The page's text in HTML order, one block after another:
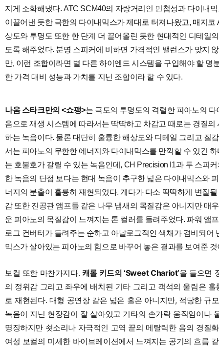
지게 소화해냈다. ATC SCM40의 자랑거리인 민첩성과 다이내
이끌어낸 듯한 극한의 다이내믹스가 제대로 터져나왔고, 매지코
상도와 투명도 또한 한 단계 더 끌어올린 듯한 현대적인 디테일
도록 해주었다. 분명 스피커에 비하면 가격적인 밸런스가 맞지
만, 이런 조합이라면 별 다른 하이엔드 시스템을 구입해야 할 명
한 가격 대비 성능과 가치를 지닌 조합이라 할 수 있다.
나움 스타크만의 <쇼팽>는 극도의 투명도의 격렬한 피아노의
음으로 재생 시스템에 따라서는 딱딱하고 차갑고 때로는 경질의
하는 녹음이다. 물론 대단히 훌륭한 해상도와 디테일 그리고 질
서는 피아노의 무한한 에너지와 다이내믹스를 만끽할 수 있긴
는 호불호가 갈릴 수 있는 녹음인데, CH Precision I1과 두 스피
한 녹음의 단점 보다는 현대 녹음이 추구한 넓은 다이내믹스와
너지의 분출이 훌륭히 재현되었다. 게다가 다소 딱딱하게 변질
감 또한 진공관 앰프들 같은 나무 냄새의 목질감은 아니지만 매
운 피아노의 목질감이 느껴지는 톤 컬러를 들려주었다. 파워 앰
로그 컨버터가 들려주는 순하고 아날로그적인 색채가 겸비되
믹스가 살아있는 피아노의 힘으로 바꾸어 놓은 결과를 보여준 것
보컬 또한 마찬가지다. 캐롤 키드의 ‘Sweet Chariot’을 들으면
의 정위감 그리고 좌우에 배치된 기타 그리고 객석의 울림은 훌
로 재현된다. 대형 공연장 같은 넓은 홀은 아니지만, 적당한 규
녹음이 지닌 현장감이 잘 살아있고 기타의 손가락 움직임이나
명징하지만 쇳소리나 자극적인 고역 끝의 메탈릭한 음의 경질
여성 보컬의 미세한 바이브레이션에서 느껴지는 공기의 흐름